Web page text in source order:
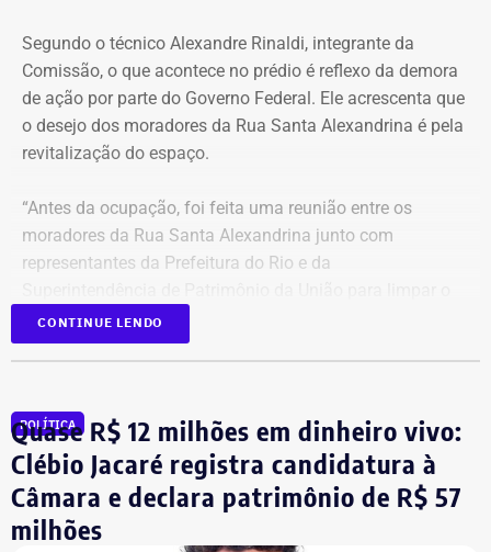
Segundo o técnico Alexandre Rinaldi, integrante da
Comissão, o que acontece no prédio é reflexo da demora
de ação por parte do Governo Federal. Ele acrescenta que
o desejo dos moradores da Rua Santa Alexandrina é pela
revitalização do espaço.
“Antes da ocupação, foi feita uma reunião entre os
moradores da Rua Santa Alexandrina junto com
representantes da Prefeitura do Rio e da
terreno até passar para o Arquivo Nacional. Mas o
Governo Federal demorou tanto para agir que hoje
comentou.
Integrante de movimento afirma que
ocupação aconteceu após quatro
CONTINUE LENDO
POLÍTICA
Quase R$ 12 milhões em dinheiro vivo:
Clébio Jacaré registra candidatura à
Câmara e declara patrimônio de R$ 57
milhões